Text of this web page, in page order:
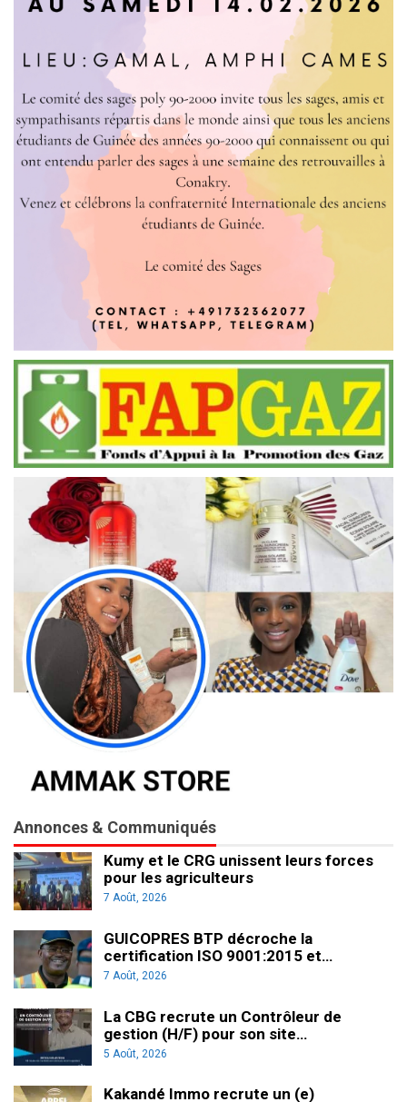
Annonces & Communiqués
Kumy et le CRG unissent leurs forces
pour les agriculteurs
7 Août, 2026
GUICOPRES BTP décroche la
certification ISO 9001:2015 et…
7 Août, 2026
La CBG recrute un Contrôleur de
gestion (H/F) pour son site…
5 Août, 2026
Kakandé Immo recrute un (e)